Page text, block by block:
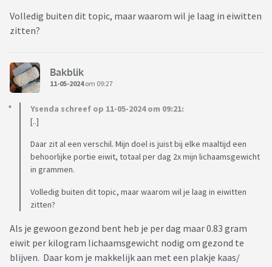
Volledig buiten dit topic, maar waarom wil je laag in eiwitten
zitten?
Bakblik
11-05-2024om 09:27
Ysenda schreef op 11-05-2024 om 09:21:
[..]
Daar zit al een verschil. Mijn doel is juist bij elke maaltijd een
behoorlijke portie eiwit, totaal per dag 2x mijn lichaamsgewicht
in grammen.
Volledig buiten dit topic, maar waarom wil je laag in eiwitten
zitten?
Als je gewoon gezond bent heb je per dag maar 0.83 gram
eiwit per kilogram lichaamsgewicht nodig om gezond te
blijven. Daar kom je makkelijk aan met een plakje kaas/